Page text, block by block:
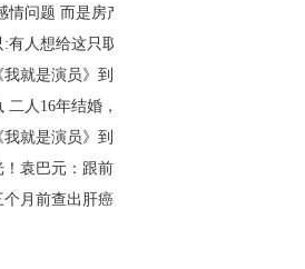
问题 而是房产、财产问题？_荆楚网
人想给这只取名“珈珈”_荆楚网
就是演员》到底谁演得好？_荆楚网
人16年结婚，次年生下龙凤胎_荆楚网
就是演员》到底谁演得好？_荆楚网
袁巴元：跟前夫离婚给钱为什么不给我？
个月前查出肝癌晚期……_荆楚网